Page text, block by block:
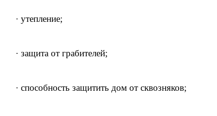
· утепление;
· защита от грабителей;
· способность защитить дом от сквозняков;